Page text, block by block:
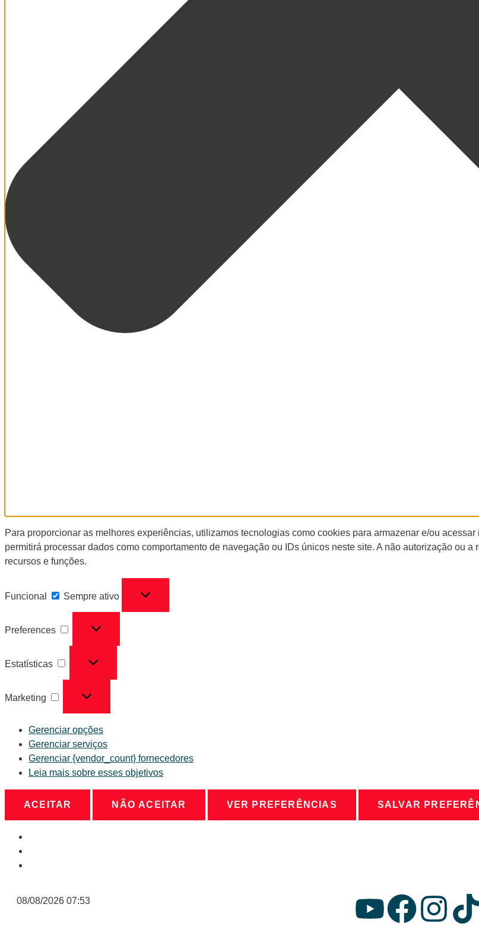
Para proporcionar as melhores experiências, utilizamos tecnologias como cookies para armazenar e/ou
permitirá processar dados como comportamento de navegação ou IDs únicos neste site. A não autorização ou
recursos e funções.
Funcional Sempre ativo
Preferences
Estatísticas
Marketing
Gerenciar opções
Gerenciar serviços
Gerenciar {vendor_count} fornecedores
Leia mais sobre esses objetivos
ACEITAR NÃO ACEITAR VER PREFERÊNCIAS SALVAR
08/08/2026 07:53